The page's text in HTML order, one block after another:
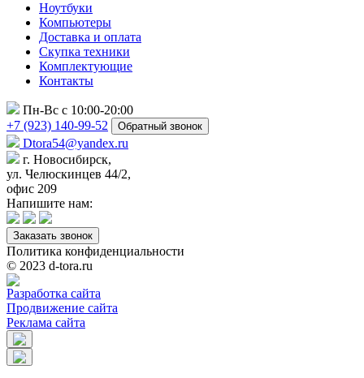
Ноутбуки
Компьютеры
Доставка и оплата
Скупка техники
Комплектующие
Контакты
Пн-Вс с 10:00-20:00
+7 (923) 140-99-52
Обратный звонок
Dtora54@yandex.ru
г. Новосибирск,
ул. Челюскинцев 44/2,
офис 209
Напишите нам:
Заказать звонок
Политика конфиденциальности
© 2023 d-tora.ru
Разработка сайта
Продвижение сайта
Реклама сайта